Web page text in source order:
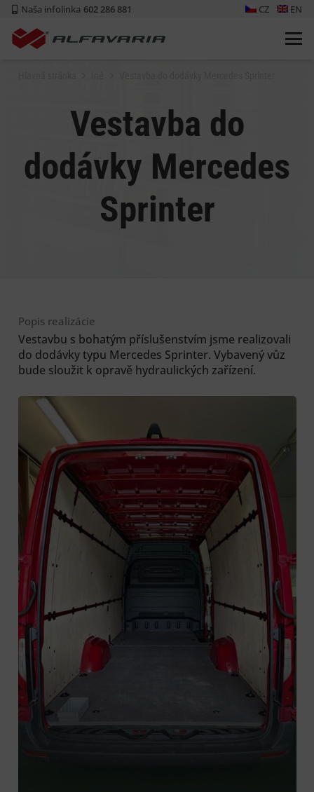
Naša infolinka 602 286 881 CZ EN
Vestavba do
dodávky Mercedes
Sprinter
Popis realizácie
Vestavbu s bohatým příslušenstvím jsme realizovali
do dodávky typu Mercedes Sprinter. Vybavený vůz
bude sloužit k opravě hydraulických zařízení.